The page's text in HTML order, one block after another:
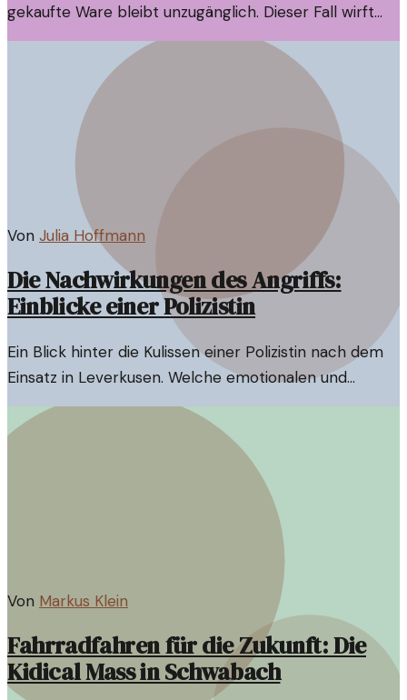
gekaufte Ware bleibt unzugänglich. Dieser Fall wirft
Fragen zu den Rechten von Käufern auf.
Von Julia Hoffmann
Die Nachwirkungen des Angriffs:
Einblicke einer Polizistin
Ein Blick hinter die Kulissen einer Polizistin nach dem
Einsatz in Leverkusen. Welche emotionalen und
gesellschaftlichen Folgen hat der Angriff?
Von Markus Klein
Fahrradfahren für die Zukunft: Die
Kidical Mass in Schwabach